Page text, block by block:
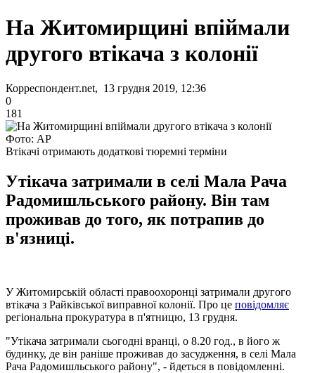
На Житомирщині впіймали
другого втікача з колонії
Корреспондент.net, 13 грудня 2019, 12:36
0
181
Фото: AP
Втікачі отримають додаткові тюремні терміни
Утікача затримали в селі Мала Рача
Радомишльського району. Він там
проживав до того, як потрапив до
в'язниці.
У Житомирській області правоохоронці затримали другого
втікача з Райківської виправної колонії. Про це повідомляє
регіональна прокуратура в п'ятницю, 13 грудня.
"Утікача затримали сьогодні вранці, о 8.20 год., в його ж
будинку, де він раніше проживав до засудження, в селі Мала
Рача Радомишльського району", - йдеться в повідомленні.